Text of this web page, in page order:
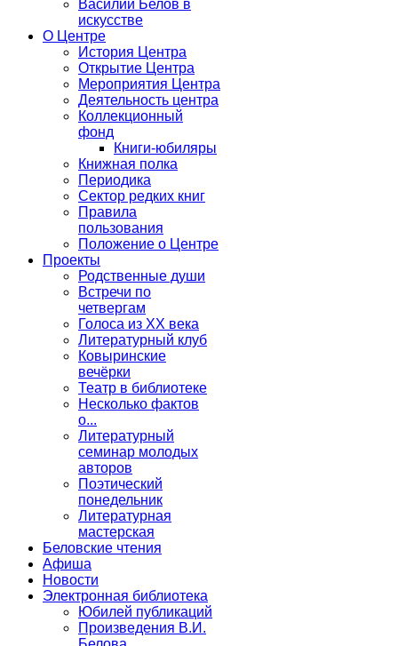
Василий Белов в
искусстве
О Центре
История Центра
Открытие Центра
Мероприятия Центра
Деятельность центра
Коллекционный
фонд
Книги-юбиляры
Книжная полка
Периодика
Сектор редких книг
Правила
пользования
Положение о Центре
Проекты
Родственные души
Встречи по
четвергам
Голоса из ХХ века
Литературный клуб
Ковыринские
вечёрки
Театр в библиотеке
Несколько фактов
о...
Литературный
семинар молодых
авторов
Поэтический
понедельник
Литературная
мастерская
Беловские чтения
Афиша
Новости
Электронная библиотека
Юбилей публикаций
Произведения В.И.